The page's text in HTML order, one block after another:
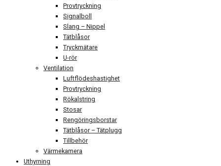
Provtryckning
Signalboll
Slang – Nippel
Tätblåsor
Tryckmätare
U-rör
Ventilation
Luftflödeshastighet
Provtryckning
Rökalstring
Stosar
Rengöringsborstar
Tätblåsor – Tätplugg
Tillbehör
Värmekamera
Uthyrning